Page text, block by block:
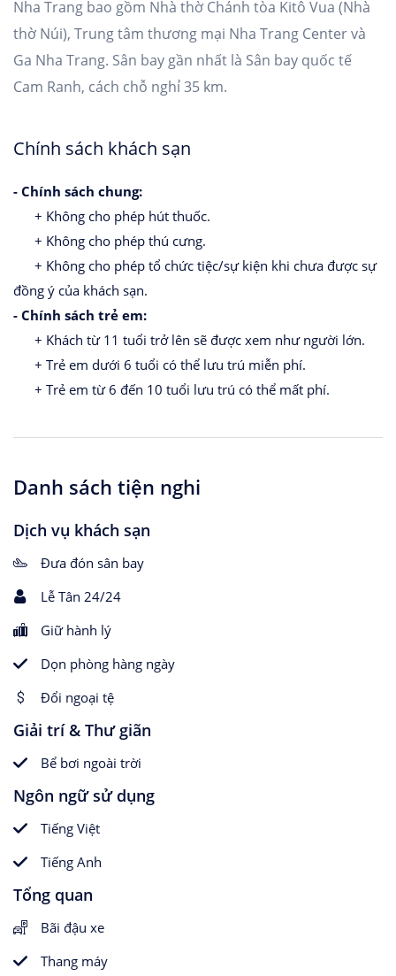
Nha Trang bao gồm Nhà thờ Chánh tòa Kitô Vua (Nhà
thờ Núi), Trung tâm thương mại Nha Trang Center và
Ga Nha Trang. Sân bay gần nhất là Sân bay quốc tế
Cam Ranh, cách chỗ nghỉ 35 km.
Chính sách khách sạn
- Chính sách chung:
+ Không cho phép hút thuốc.
+ Không cho phép thú cưng.
+ Không cho phép tổ chức tiệc/sự kiện khi chưa được sự
đồng ý của khách sạn.
- Chính sách trẻ em:
+ Khách từ 11 tuổi trở lên sẽ được xem như người lớn.
+ Trẻ em dưới 6 tuổi có thể lưu trú miễn phí.
+ Trẻ em từ 6 đến 10 tuổi lưu trú có thể mất phí.
Danh sách tiện nghi
Dịch vụ khách sạn
Đưa đón sân bay
Lễ Tân 24/24
Giữ hành lý
Dọn phòng hàng ngày
Đổi ngoại tệ
Giải trí & Thư giãn
Bể bơi ngoài trời
Ngôn ngữ sử dụng
Tiếng Việt
Tiếng Anh
Tổng quan
Bãi đậu xe
Thang máy